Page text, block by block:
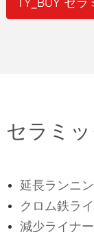
セラミ
延長ランニ
クロム鉄ラ
減少ライナ